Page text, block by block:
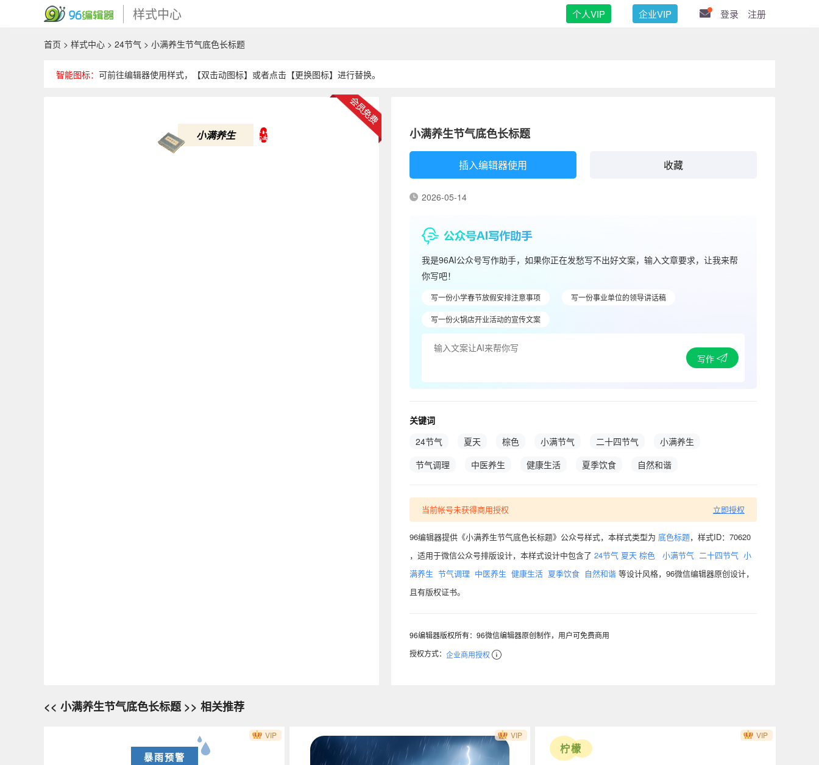
样式中心 个人VIP 企业VIP 登录 注册
首页 > 样式中心 > 24节气 > 小满养生节气底色长标题
智能图标： 可前往编辑器使用样式，【双击动图标】或者点击【更换图标】进行替换。
小满养生 小满养生节气底色长标题
插入编辑器使用 收藏
2026-05-14
我是96AI公众号写作助手，如果你正在发愁写不出好文案，输入文章要求，让我来帮
你写吧！
写一份小学春节放假安排注意事项 写一份事业单位的领导讲话稿
写一份火锅店开业活动的宣传文案
写作
关键词
24节气
夏天 棕色 小满节气 二十四节气
小满养生
节气调理
中医养生 健康生活 夏季饮食 自然和谐
当前帐号未获得商用授权 立即授权
96编辑器提供《小满养生节气底色长标题》公众号样式，本样式类型为 底色标题，样式ID：70620
，适用于微信公众号排版设计，本样式设计中包含了 24节气 夏天 棕色 小满节气 二十四节气 小
满养生 节气调理 中医养生 健康生活 夏季饮食 自然和谐 等设计风格，96微信编辑器原创设计，
且有版权证书。
96编辑器版权所有：96微信编辑器原创制作，用户可免费商用
授权方式： 企业商用授权
<< 小满养生节气底色长标题 >> 相关推荐
暴雨预警
VIP VIP
柠檬
VIP